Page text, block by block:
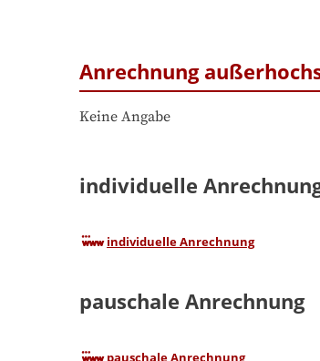
Anrechnung
Keine Angabe
individuelle
individuelle Anrechnung
pauschale Anrechnung
pauschale Anrechnung